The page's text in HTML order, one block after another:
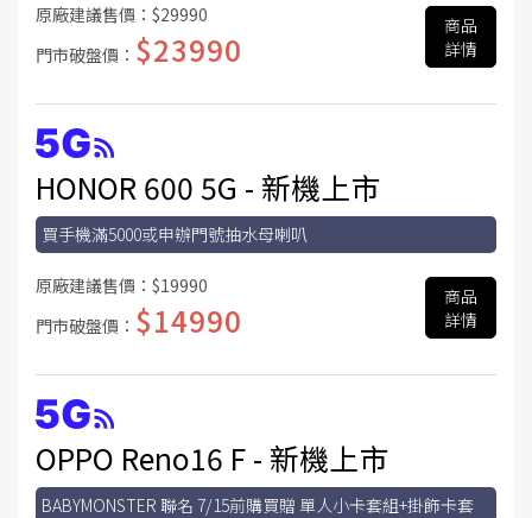
原廠建議售價： $29990
門市破盤價： $23990
商品
詳情
HONOR 600 5G - 新機上市
買手機滿5000或申辦門號抽水母喇叭
原廠建議售價： $19990
門市破盤價： $14990
商品
詳情
OPPO Reno16 F - 新機上市
BABYMONSTER 聯名 7/15前購買贈 單人小卡套組+掛飾卡套